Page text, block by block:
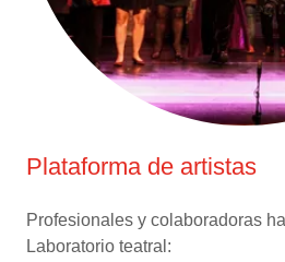
Plataforma de artistas
Profesionales y colaboradoras
Laboratorio teatral: